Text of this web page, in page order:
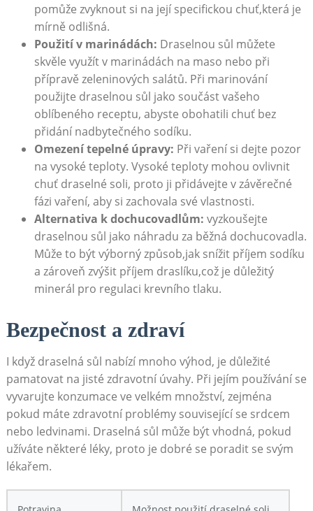
pomůže zvyknout si na její specifickou chuť,která je
mírně odlišná.
Použití v marinádách: Draselnou sůl můžete
skvěle využít v marinádách na maso nebo při
přípravě zeleninových salátů. Při marinování
použijte draselnou sůl jako součást vašeho
oblíbeného receptu, abyste obohatili chuť bez
přidání nadbytečného sodíku.
Omezení tepelné úpravy: Při vaření si dejte pozor
na vysoké teploty. Vysoké teploty mohou ovlivnit
chuť draselné soli, proto ji přidávejte v závěrečné
fázi vaření, aby si zachovala své vlastnosti.
Alternativa k dochucovadlům: vyzkoušejte
draselnou sůl jako náhradu za běžná dochucovadla.
Může to být výborný způsob,jak snížit příjem sodíku
a zároveň zvýšit příjem draslíku,což je důležitý
minerál pro regulaci krevního tlaku.
Bezpečnost a zdraví
I když draselná sůl nabízí mnoho výhod, je důležité
pamatovat na jisté zdravotní úvahy. Při jejím používání se
vyvarujte konzumace ve velkém množství, zejména
pokud máte zdravotní problémy související se srdcem
nebo ledvinami. Draselná sůl může být vhodná, pokud
užíváte některé léky, proto je dobré se poradit se svým
lékařem.